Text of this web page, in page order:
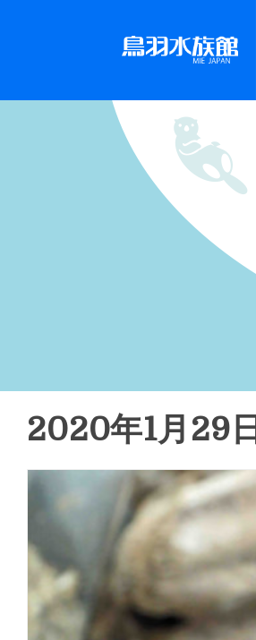
2020年1月29日